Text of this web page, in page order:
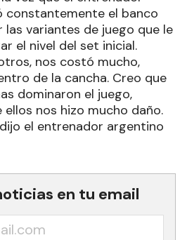
constantemente el banco
variantes de juego que le
el nivel del set inicial.
nos costó mucho,
de la cancha. Creo que
dominaron el juego,
nos hizo mucho daño.
el entrenador argentino
en tu email